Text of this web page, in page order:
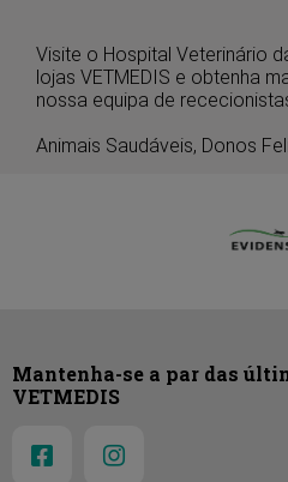
Visite o Hospital Veterinário
lojas VETMEDIS e obtenha
nossa equipa de
Animais Saudáveis, Donos
Mantenha-se a par das
VETMEDIS